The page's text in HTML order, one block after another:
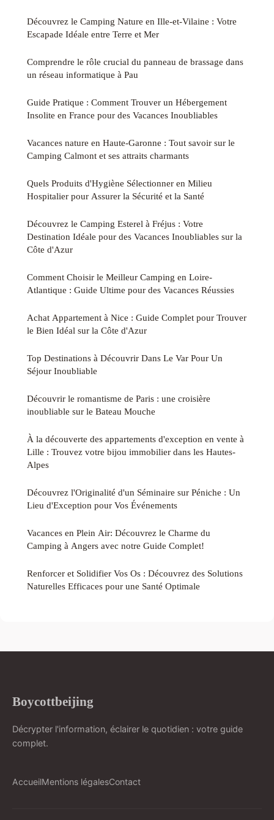
Découvrez le Camping Nature en Ille-et-Vilaine : Votre
Escapade Idéale entre Terre et Mer
Comprendre le rôle crucial du panneau de brassage dans
un réseau informatique à Pau
Guide Pratique : Comment Trouver un Hébergement
Insolite en France pour des Vacances Inoubliables
Vacances nature en Haute-Garonne : Tout savoir sur le
Camping Calmont et ses attraits charmants
Quels Produits d'Hygiène Sélectionner en Milieu
Hospitalier pour Assurer la Sécurité et la Santé
Découvrez le Camping Esterel à Fréjus : Votre
Destination Idéale pour des Vacances Inoubliables sur la
Côte d'Azur
Comment Choisir le Meilleur Camping en Loire-
Atlantique : Guide Ultime pour des Vacances Réussies
Achat Appartement à Nice : Guide Complet pour Trouver
le Bien Idéal sur la Côte d'Azur
Top Destinations à Découvrir Dans Le Var Pour Un
Séjour Inoubliable
Découvrir le romantisme de Paris : une croisière
inoubliable sur le Bateau Mouche
À la découverte des appartements d'exception en vente à
Lille : Trouvez votre bijou immobilier dans les Hautes-
Alpes
Découvrez l'Originalité d'un Séminaire sur Péniche : Un
Lieu d'Exception pour Vos Événements
Vacances en Plein Air: Découvrez le Charme du
Camping à Angers avec notre Guide Complet!
Renforcer et Solidifier Vos Os : Découvrez des Solutions
Naturelles Efficaces pour une Santé Optimale
Boycottbeijing
Décrypter l'information, éclairer le quotidien : votre guide
complet.
AccueilMentions légalesContact